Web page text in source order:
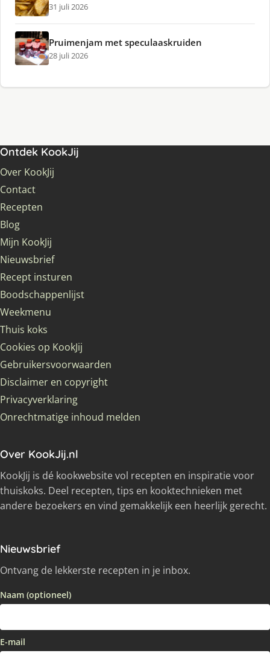
31 juli 2026
Pruimenjam met speculaaskruiden
28 juli 2026
Ontdek KookJij
Over KookJij
Contact
Recepten
Blog
Mijn KookJij
Nieuwsbrief
Recept insturen
Boodschappenlijst
Weekmenu
Thuis koks
Cookies op KookJij
Gebruikersvoorwaarden
Disclaimer en copyright
Privacyverklaring
Onrechtmatige inhoud melden
Over KookJij.nl
KookJij is dé kookwebsite vol recepten en inspiratie voor
thuiskoks. Deel recepten, tips en kooktechnieken met
andere bezoekers en vind gemakkelijk een heerlijk gerecht.
Nieuwsbrief
Ontvang de lekkerste recepten in je inbox.
Naam (optioneel)
E-mail